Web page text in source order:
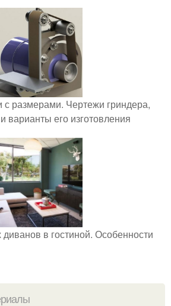
с размерами. Чертежи гриндера,
варианты его изготовления
в гостиной. Особенности